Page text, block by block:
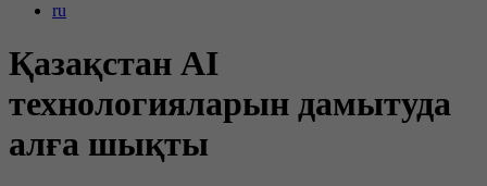
ru
Қазақстан AI
технологияларын дамытуда
алға шықты